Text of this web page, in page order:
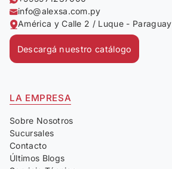
info@alexsa.com.py
América y Calle 2 / Luque - Paraguay
Descargá nuestro catálogo
LA EMPRESA
Sobre Nosotros
Sucursales
Contacto
Últimos Blogs